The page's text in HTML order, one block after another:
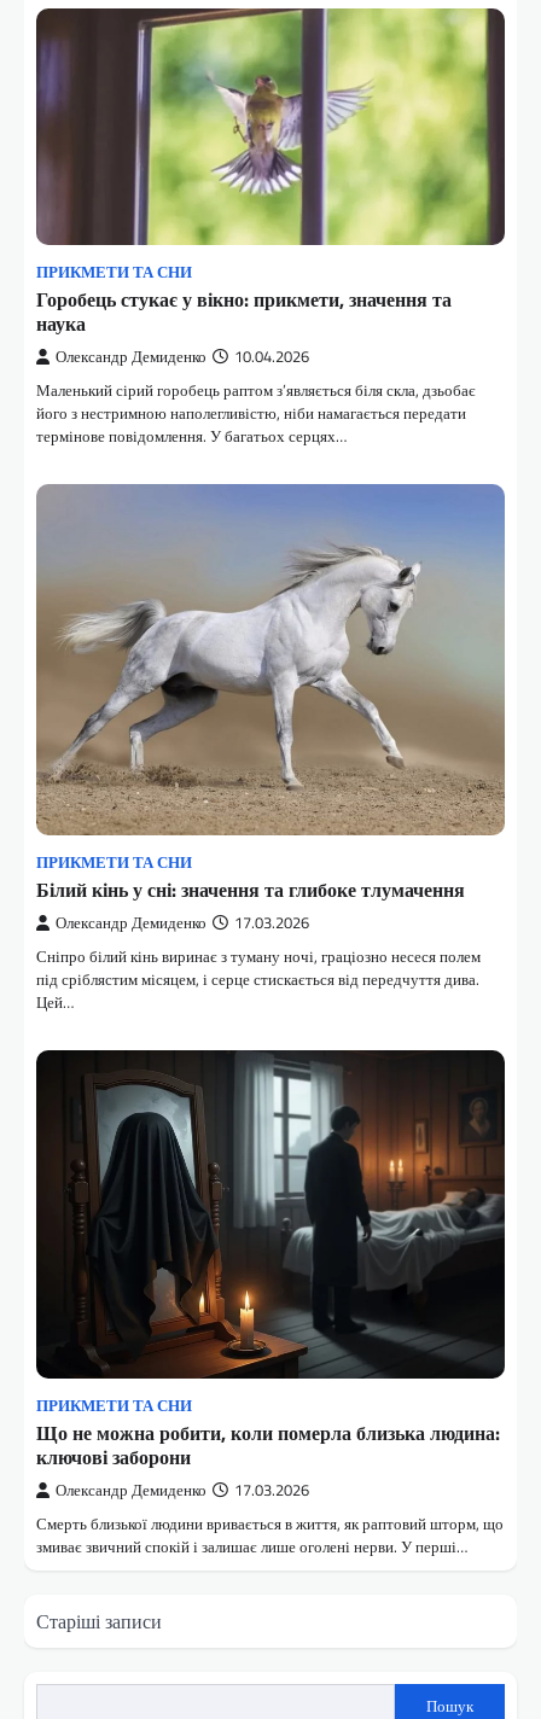
ПРИКМЕТИ ТА СНИ
Горобець стукає у вікно: прикмети, значення та
наука
Олександр Демиденко 10.04.2026
Маленький сірий горобець раптом з’являється біля скла, дзьобає
його з нестримною наполегливістю, ніби намагається передати
термінове повідомлення. У багатьох серцях…
ПРИКМЕТИ ТА СНИ
Білий кінь у сні: значення та глибоке тлумачення
Олександр Демиденко 17.03.2026
Сніпро білий кінь виринає з туману ночі, граціозно несеся полем
під сріблястим місяцем, і серце стискається від передчуття дива.
Цей…
ПРИКМЕТИ ТА СНИ
Що не можна робити, коли померла близька людина:
ключові заборони
Олександр Демиденко 17.03.2026
Смерть близької людини вривається в життя, як раптовий шторм, що
змиває звичний спокій і залишає лише оголені нерви. У перші…
Навігація
за
записами
Старіші записи
Пошук